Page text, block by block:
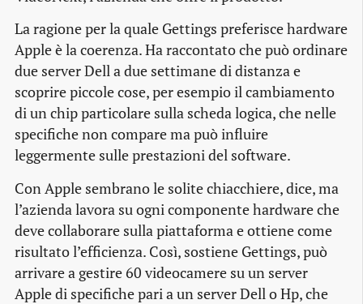
La ragione per la quale Gettings preferiscehardware
Apple è la coerenza. Ha raccontato che può ordinare
due server Dell a due settimane di distanza e
scoprire piccole cose, per esempio il cambiamento
di unchipparticolare sulla scheda logica, che nelle
specifiche non compare ma può influire
leggermente sulle prestazioni del software.
Con Apple sembrano le solite chiacchiere, dice, ma
l’azienda lavora su ogni componentehardwareche
deve collaborare sulla piattaforma e ottiene come
risultato l’efficienza. Così, sostiene Gettings, può
arrivare a gestire 60 videocamere su un server
Apple di specifiche pari a un serverDell o Hp, che